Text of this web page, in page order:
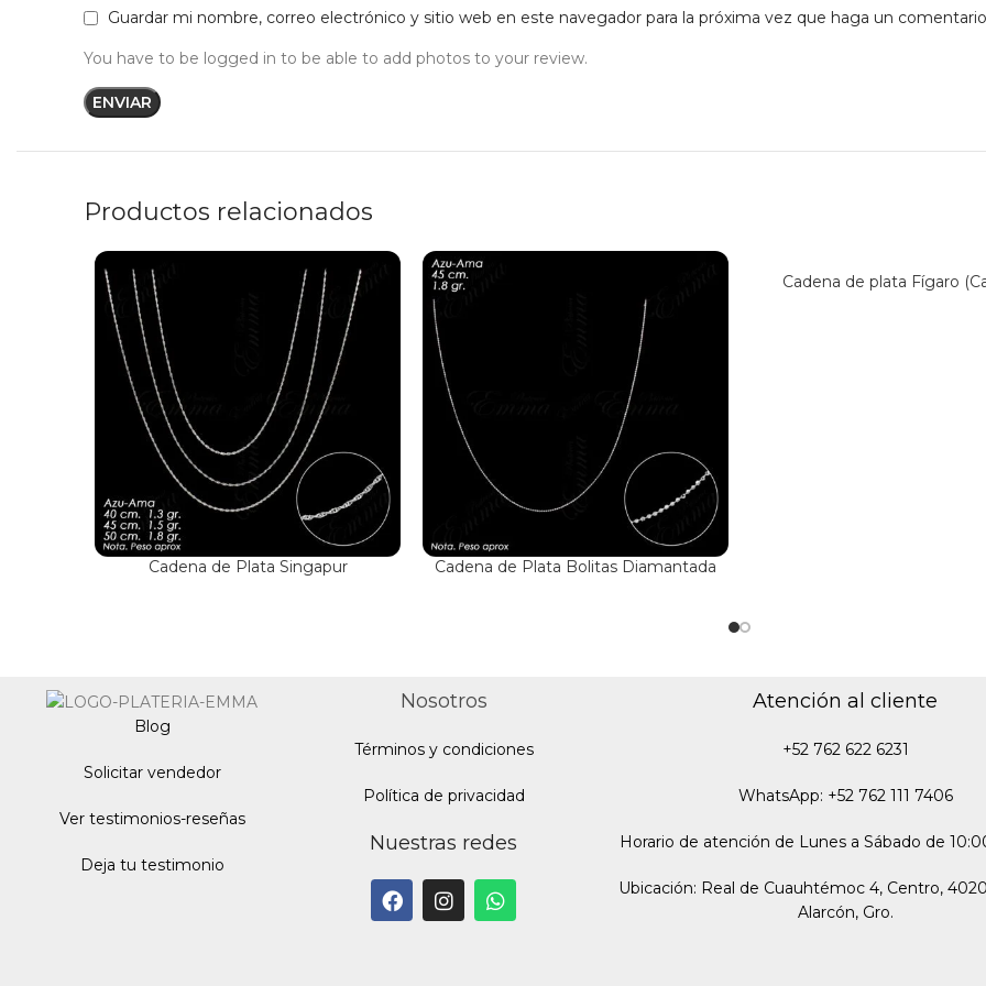
Guardar mi nombre, correo electrónico y sitio web en este navegador para la próxima vez que haga un
You have to be logged in to be able to add photos to your review.
Productos relacionados
Cadena de Plata Singapur Cadena de Plata Bolitas Diamantada
Cadena de plata Fígaro
Blog
Solicitar vendedor
Ver testimonios-reseñas
Deja tu testimonio
Nosotros
Términos y condiciones
Política de privacidad
Nuestras redes
Atención al cliente
+52 762 622 6231
WhatsApp: +52 762 111 7406
Horario de atención de Lunes a Sábado de
Ubicación: Real de Cuauhtémoc 4, Centro,
Alarcón, Gro.